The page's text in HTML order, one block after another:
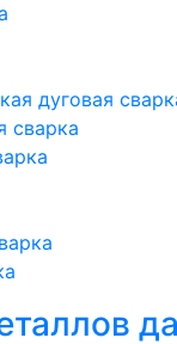
дуговая
сварка